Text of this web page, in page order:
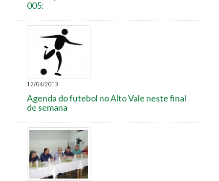
005:
12/04/2013
Agenda do futebol no Alto Vale neste final
de semana